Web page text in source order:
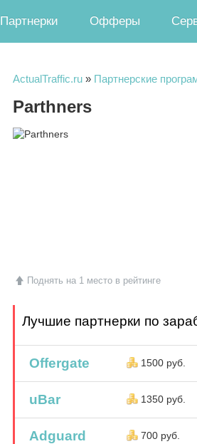
Партнерки Офферы
ActualTraffic.ru » Партнерские
Parthners
Поднять на 1 место в рейтинге
Лучшие партнерки по
Offergate 1500 руб.
uBar 1350 руб.
Adguard 700 руб.